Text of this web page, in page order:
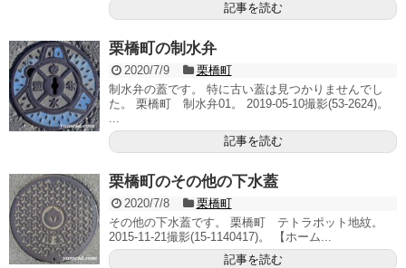
記事を読む
栗橋町の制水弁
2020/7/9
栗橋町
制水弁の蓋です。 特に古い蓋は見つかりませんでし
た。 栗橋町 制水弁01。 2019-05-10撮影(53-2624)。
...
記事を読む
栗橋町のその他の下水蓋
2020/7/8
栗橋町
その他の下水蓋です。 栗橋町 テトラポット地紋。
2015-11-21撮影(15-1140417)。 【ホーム...
記事を読む